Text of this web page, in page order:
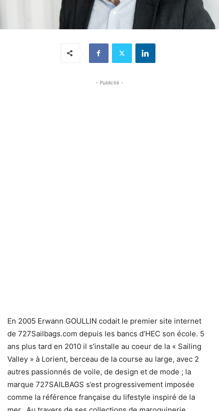
- Publicité -
En 2005 Erwann GOULLIN codait le premier site internet
de 727Sailbags.com depuis les bancs d’HEC son école. 5
ans plus tard en 2010 il s’installe au coeur de la « Sailing
Valley » à Lorient, berceau de la course au large, avec 2
autres passionnés de voile, de design et de mode ; la
marque 727SAILBAGS s’est progressivement imposée
comme la référence française du lifestyle inspiré de la